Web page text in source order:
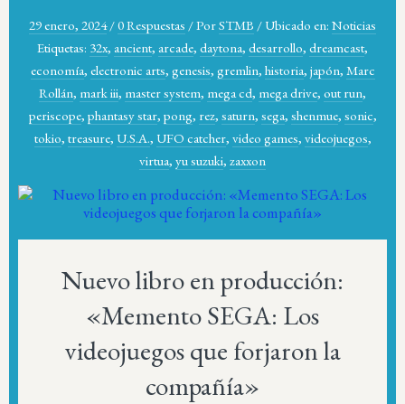
29 enero, 2024 /0 Respuestas /PorSTMB / Ubicado en: Noticias
Etiquetas: 32x, ancient, arcade, daytona, desarrollo, dreamcast,
economía, electronic arts, genesis, gremlin, historia, japón, Marc
Rollán, mark iii, master system, mega cd, mega drive, out run,
periscope, phantasy star, pong, rez, saturn, sega, shenmue, sonic,
tokio, treasure, U.S.A., UFO catcher, video games, videojuegos,
virtua, yu suzuki, zaxxon
Nuevo libro en producción:
«Memento SEGA: Los
videojuegos que forjaron la
compañía»